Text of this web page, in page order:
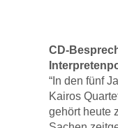
CD-
“In den fünf
Kairos
gehört heute